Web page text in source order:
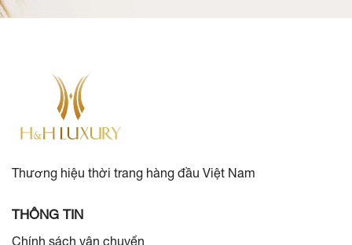
Thương hiệu thời trang hàng đầu Việt Nam
THÔNG TIN
Chính sách vận chuyển